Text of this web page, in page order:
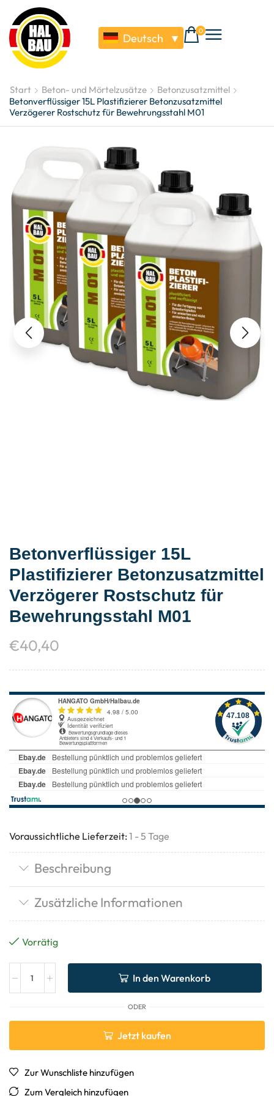
Deutsch ▼
0
Start Beton- und Mörtelzusätze
Betonzusatzmittel
Betonverflüssiger 15L Plastifizierer Betonzusatzmittel
Verzögerer Rostschutz für Bewehrungsstahl M01
Betonverflüssiger 15L
Plastifizierer Betonzusatzmittel
Verzögerer Rostschutz für
Bewehrungsstahl M01
€40,40
Voraussichtliche Lieferzeit: 1 - 5 Tage
Beschreibung
Zusätzliche Informationen
Vorrätig
In den Warenkorb
ODER
Jetzt kaufen
Zur Wunschliste hinzufügen
Zum Vergleich hinzufügen